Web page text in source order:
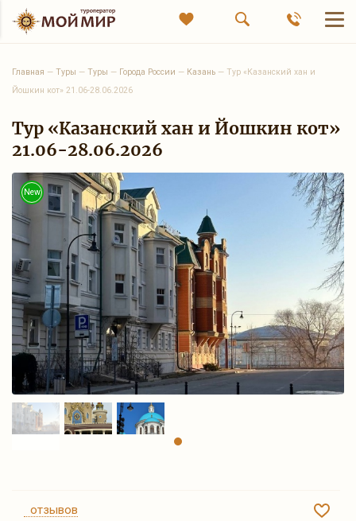
Главная — Туры — Туры — Города России — Казань — Тур «Казанский хан и
Йошкин кот» 21.06-28.06.2026
Тур «Казанский хан и Йошкин кот»
21.06-28.06.2026
New
отзывов